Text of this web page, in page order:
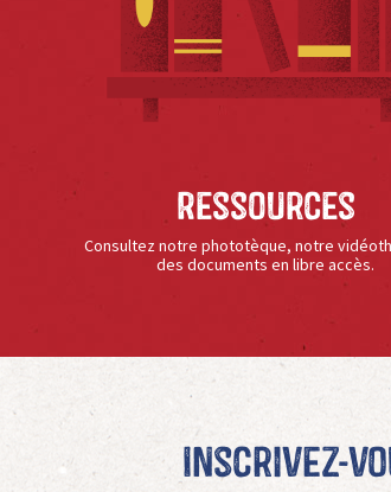
Ressources
Consultez notre phototèque, notre
des documents en libre accès.
Inscrivez-